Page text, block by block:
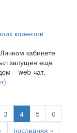
клиентов
кабинете
запущен еще
– web-чат.
3 4 5
6
последняя »